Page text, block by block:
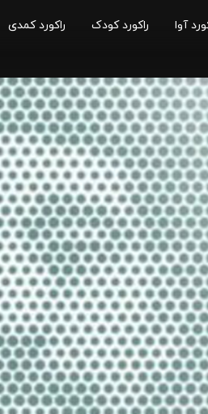
آوا راکورد کودک راکورد کمدی